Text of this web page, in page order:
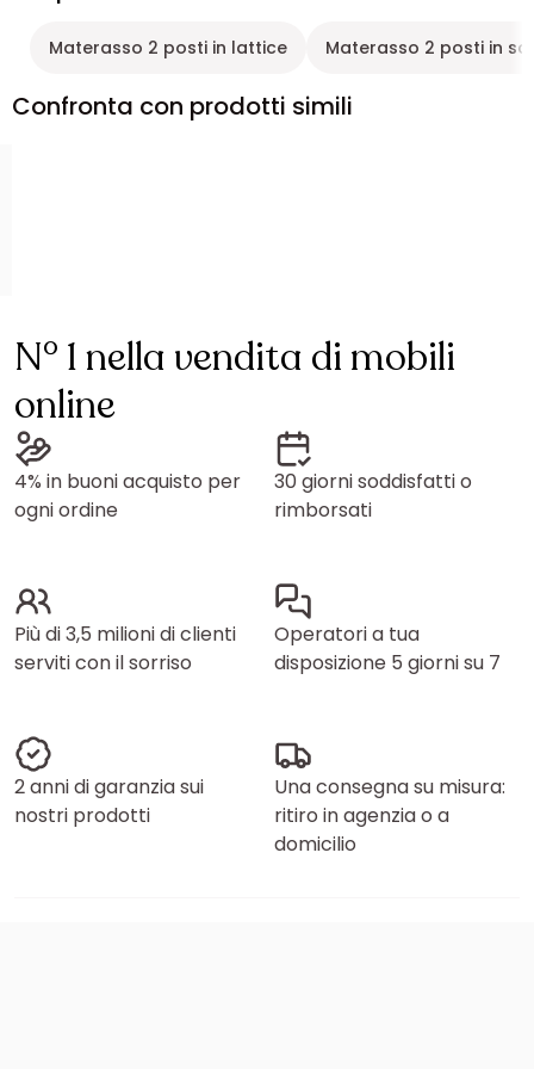
Materasso 2 posti in lattice Materasso 2 posti in
Confronta con prodotti simili
N° 1 nella vendita di mobili
online
4% in buoni acquisto per
ogni ordine
30 giorni soddisfatti o
rimborsati
Più di 3,5 milioni di clienti
serviti con il sorriso
Operatori a tua
disposizione 5 giorni su 7
2 anni di garanzia sui
nostri prodotti
Una consegna su misura:
ritiro in agenzia o a
domicilio